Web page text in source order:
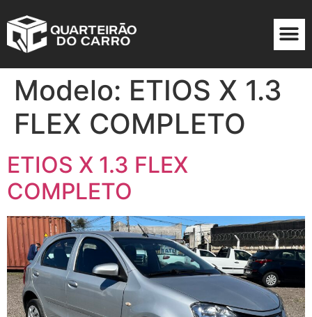
Modelo: ETIOS X 1.3
FLEX COMPLETO
ETIOS X 1.3 FLEX
COMPLETO